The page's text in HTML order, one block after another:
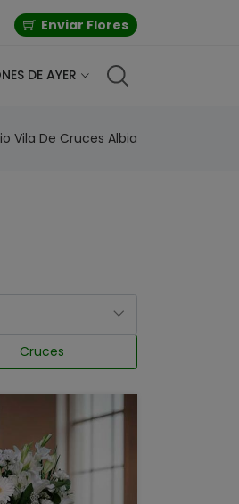
Enviar Flores
DE AYER
Vila De Cruces Albia
Cruces